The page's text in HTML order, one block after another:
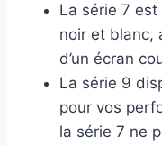
La série 7 est
noir et blanc,
d’un écran
La série 9
pour vos
la série 7 ne